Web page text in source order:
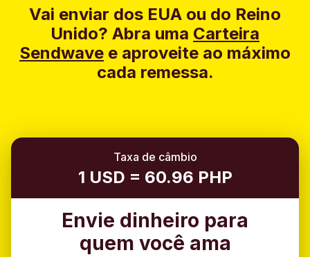
Vai enviar dos EUA ou do Reino
Unido? Abra uma Carteira
Sendwave e aproveite ao máximo
cada remessa.
Taxa de câmbio
1 USD = 60.96 PHP
Envie dinheiro para
quem você ama